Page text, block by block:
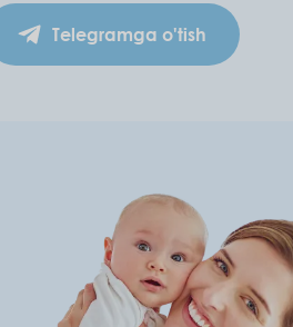
Telegramga o'tish